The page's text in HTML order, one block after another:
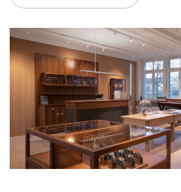
Iscriviti a MyOris e ottieni l'estensione
MYORIS